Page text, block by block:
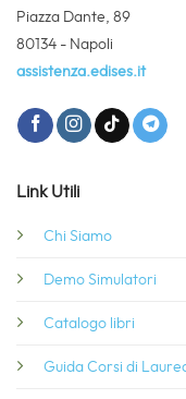
Piazza Dante, 89
80134 - Napoli
assistenza.edises.it
Link Utili
Chi Siamo
Demo Simulatori
Catalogo libri
Guida Corsi di